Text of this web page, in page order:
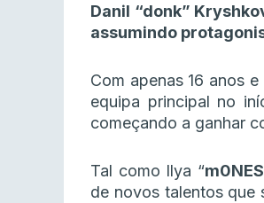
Danil “donk”
assumindo
Com apenas 16 anos
equipa principal no
começando a ganhar
Tal como Ilya “
de novos talentos que